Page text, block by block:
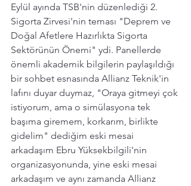
Eylül ayında TSB'nin düzenlediği 2.
Sigorta Zirvesi'nin teması "Deprem ve
Doğal Afetlere Hazırlıkta Sigorta
Sektörünün Önemi" ydi. Panellerde
önemli akademik bilgilerin paylaşıldığı
bir sohbet esnasında Allianz Teknik'in
lafını duyar duymaz, "Oraya gitmeyi çok
istiyorum, ama o simülasyona tek
başıma giremem, korkarım, birlikte
gidelim" dediğim eski mesai
arkadaşım Ebru Yüksekbilgili'nin
organizasyonunda, yine eski mesai
arkadaşım ve aynı zamanda Allianz